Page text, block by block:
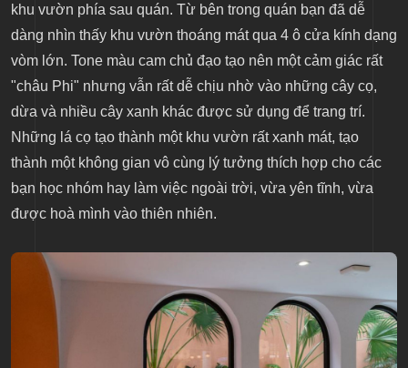
khu vườn phía sau quán. Từ bên trong quán bạn đã dễ
dàng nhìn thấy khu vườn thoáng mát qua 4 ô cửa kính dạng
vòm lớn. Tone màu cam chủ đạo tạo nên một cảm giác rất
"châu Phi" nhưng vẫn rất dễ chịu nhờ vào những cây cọ,
dừa và nhiều cây xanh khác được sử dụng để trang trí.
Những lá cọ tạo thành một khu vườn rất xanh mát, tạo
thành một không gian vô cùng lý tưởng thích hợp cho các
bạn học nhóm hay làm việc ngoài trời, vừa yên tĩnh, vừa
được hoà mình vào thiên nhiên.